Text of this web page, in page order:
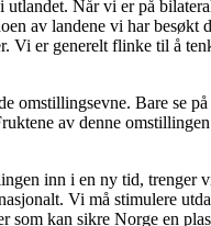
Når vi er på
av landene vi har
Vi er generelt flinke til å
omstillingsevne. Bare se
av denne
inn i en ny tid, trenger
Vi må stimulere
som kan sikre Norge en